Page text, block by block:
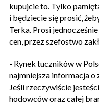
kupujcie to. Tylko
i będziecie się prosić,
Terka. Prosi
cen, przez szefostwo
- Rynek tuczników w
najmniejsza informacja o
Jeśli rzeczywiście
hodowców oraz całej